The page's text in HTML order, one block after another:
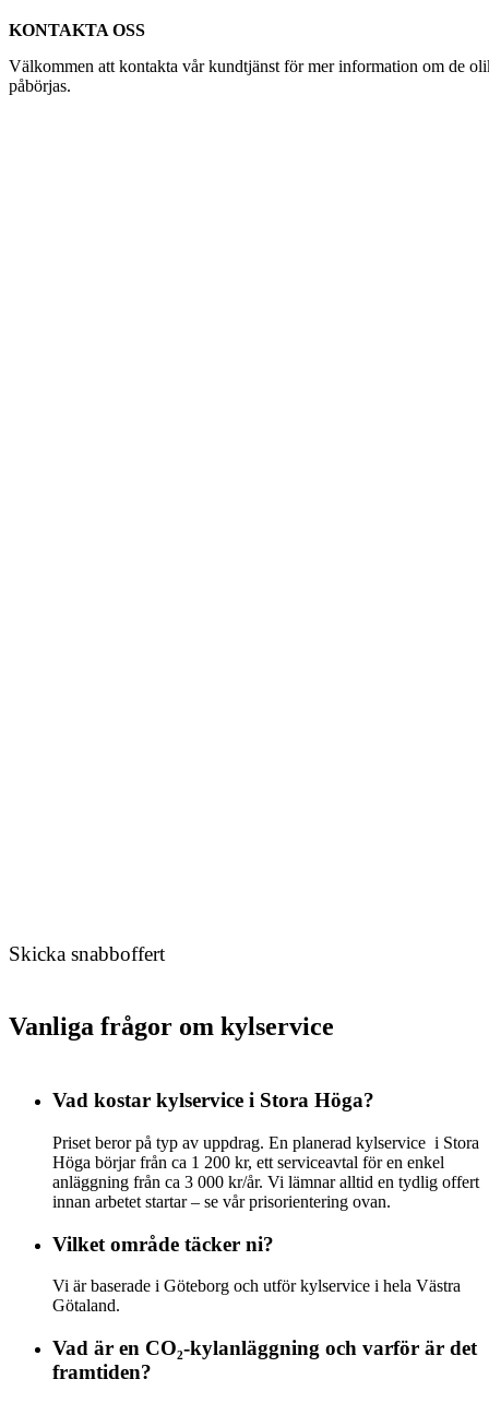
KONTAKTA OSS
Välkommen att kontakta vår kundtjänst för mer information om de
påbörjas.
Skicka snabboffert
Vanliga frågor om kylservice
Vad kostar kylservice i Stora Höga?
Priset beror på typ av uppdrag. En planerad kylservice i Stora
Höga börjar från ca 1 200 kr, ett serviceavtal för en enkel
anläggning från ca 3 000 kr/år. Vi lämnar alltid en tydlig offert
innan arbetet startar – se vår prisorientering ovan.
Vilket område täcker ni?
Vi är baserade i Göteborg och utför kylservice i hela Västra
Götaland.
Vad är en CO₂-kylanläggning och varför är det
framtiden?